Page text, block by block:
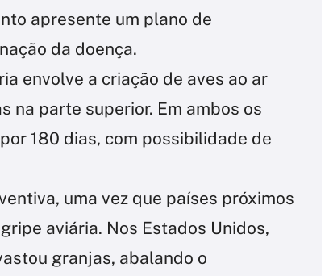
apresente um plano de
da doença.
envolve a criação de aves ao ar
na parte superior. Em ambos os
180 dias, com possibilidade de
uma vez que países próximos
aviária. Nos Estados Unidos,
granjas, abalando o